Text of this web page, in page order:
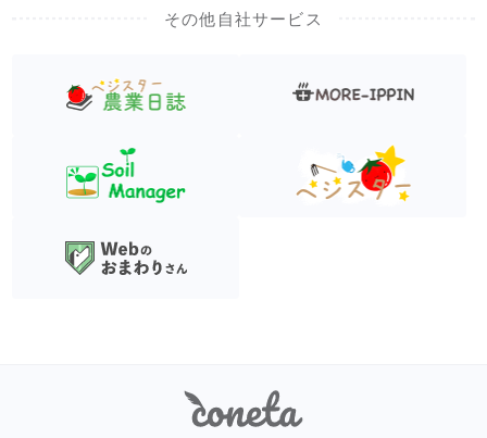
その他自社サービス
Coneta